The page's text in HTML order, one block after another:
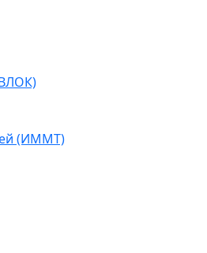
(ИММТ)